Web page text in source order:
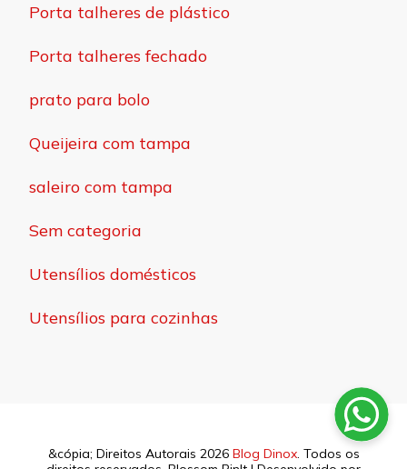
Porta talheres de plástico
Porta talheres fechado
prato para bolo
Queijeira com tampa
saleiro com tampa
Sem categoria
Utensílios domésticos
Utensílios para cozinhas
&cópia; Direitos Autorais 2026 Blog Dinox. Todos os